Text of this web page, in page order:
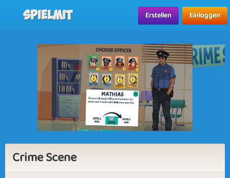
Spielmit Erstellen Einloggen
Crime Scene